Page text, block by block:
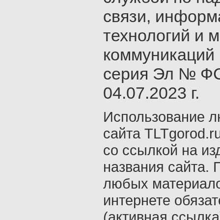
связи,
технологий и
серия Эл №
04.07.2023 г.
Использование
сайта
со ссылкой на
названия сайта.
любых
интернете